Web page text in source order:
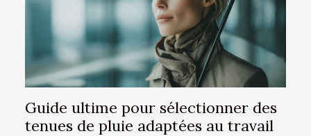
Guide ultime pour sélectionner des
tenues de pluie adaptées au travail